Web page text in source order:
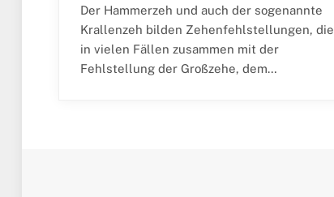
Der Hammerzeh und auch der sogenannte
Krallenzeh bilden Zehenfehlstellungen, die
in vielen Fällen zusammen mit der
Fehlstellung der Großzehe, dem…